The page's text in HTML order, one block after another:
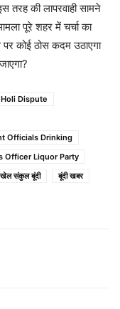
तरह की लापरवाही सामने
पूरे शहर में चर्चा का
कोई ठोस कदम उठाएगा
Dispute
Officials Drinking
Officer Liquor Party
खेल संकुल बूंदी
बूंदी खबर